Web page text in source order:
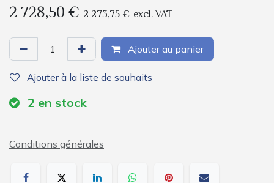
2 728,50€ 2 273,75 € excl. VAT
Ajouter au panier
Ajouter à la liste de souhaits
2 en stock
Conditions générales